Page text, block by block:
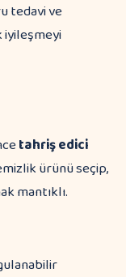
tedavi ve
iyileşmeyi
tahriş edici
ürünü seçip,
mantıklı.